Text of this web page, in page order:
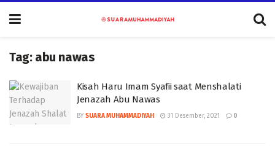
Tag: abu nawas
Kisah Haru Imam Syafii saat Menshalati
Jenazah Abu Nawas
BY SUARA MUHAMMADIYAH 31 Desember, 2021 0